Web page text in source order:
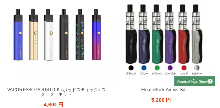
VAPORESSO PODSTICK (ポッドスティック) ス
ターターキット
4,600 円
Eleaf iStick Amnis Kit
5,200 円